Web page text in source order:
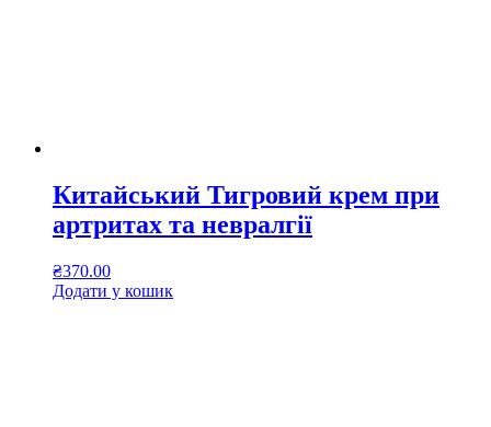
Китайський Тигровий крем при
артритах та невралгії
₴370.00
Додати у кошик